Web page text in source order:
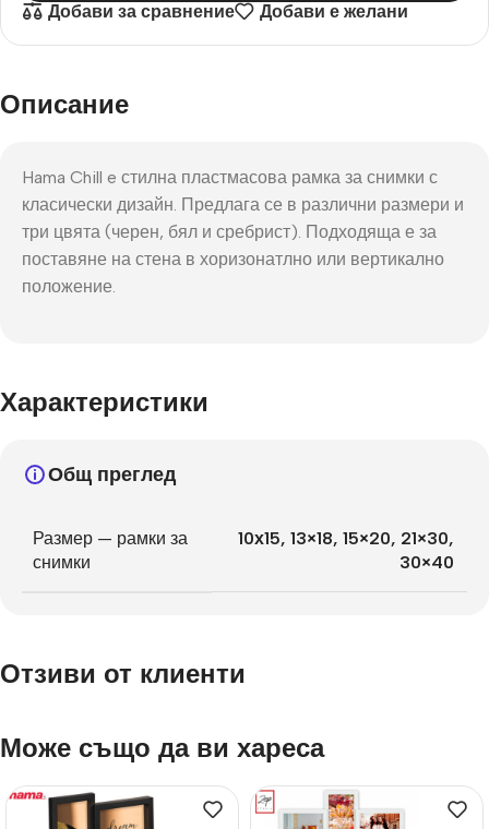
Добави за сравнение
Добави е желани
Описание
Hama Chill e стилна пластмасова рамка за снимки с
класически дизайн. Предлага се в различни размери и
три цвята (черен, бял и сребрист). Подходяща е за
поставяне на стена в хоризонатлно или вертикално
положение.
Характеристики
Общ преглед
Размер — рамки за
снимки
10х15, 13×18, 15×20, 21×30,
30×40
Отзиви от клиенти
Може също да ви хареса